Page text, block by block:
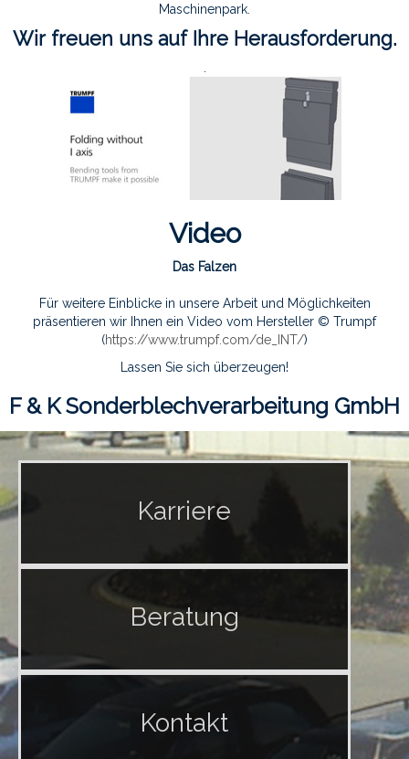
Maschinenpark.
Wir freuen uns auf Ihre Herausforderung.
Video
Das Falzen
Für weitere Einblicke in unsere Arbeit und Möglichkeiten
präsentieren wir Ihnen ein Video vom Hersteller © Trumpf
(https://www.trumpf.com/de_INT/)
Lassen Sie sich überzeugen!
F & K Sonderblechverarbeitung GmbH
Karriere
Beratung
Kontakt